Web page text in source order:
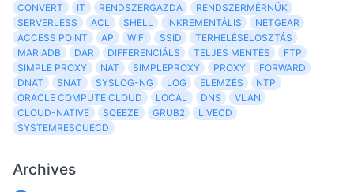
CONVERT
IT RENDSZERGAZDA
RENDSZERMÉRNÜK
SERVERLESS
ACL SHELL INKREMENTÁLIS
NETGEAR
ACCESS POINT
AP WIFI SSID
TERHELÉSELOSZTÁS
MARIADB
DAR DIFFERENCIÁLS TELJES MENTÉS
FTP
SIMPLE PROXY
NAT SIMPLEPROXY PROXY
FORWARD
DNAT
SNAT SYSLOG-NG LOG ELEMZÉS
NTP
ORACLE COMPUTE CLOUD
LOCAL DNS
VLAN
CLOUD-NATIVE
SQEEZE GRUB2
LIVECD
SYSTEMRESCUECD
Archives